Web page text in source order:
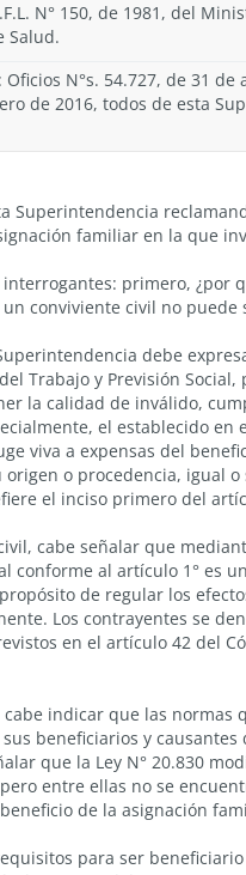
N° 150, de 1981, del
Salud.
N°s. 54.727, de 31
de 2016, todos de esta
Superintendencia
familiar en la que
primero, ¿por
conviviente civil no
debe
Trabajo y Previsión
la calidad de inválido,
el establecido
viva a expensas del
o procedencia, igual
el inciso primero del
cabe señalar que
conforme al artículo 1° es
de regular los
Los contrayentes se
en el artículo 42 del
indicar que las
beneficiarios y
que la Ley N° 20.830
entre ellas no se
de la asignación
para ser